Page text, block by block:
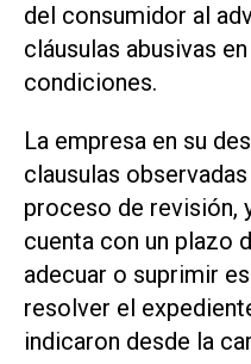
del consumidor al
cláusulas abusivas
condiciones.
La empresa en su
clausulas
proceso de revisión,
cuenta con un plazo
adecuar o suprimir
resolver el
indicaron desde la